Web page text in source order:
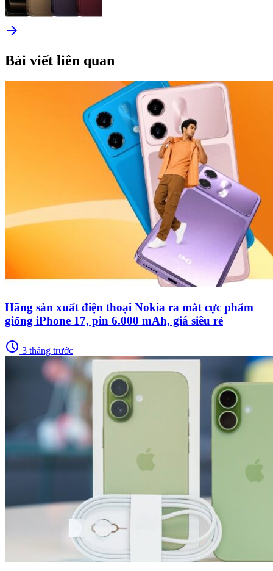
arrow_forward
Bài viết liên quan
Hãng sản xuất điện thoại Nokia ra mắt cực phẩm
giống iPhone 17, pin 6.000 mAh, giá siêu rẻ
schedule 3 tháng trước